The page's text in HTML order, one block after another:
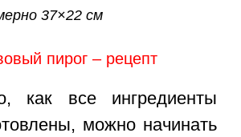
37×22 см
пирог – рецепт
как все ингредиенты
можно начинать